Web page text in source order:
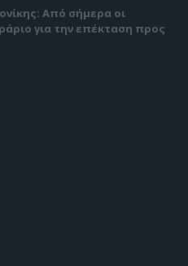
Από σήμερα οι
για την επέκταση προς